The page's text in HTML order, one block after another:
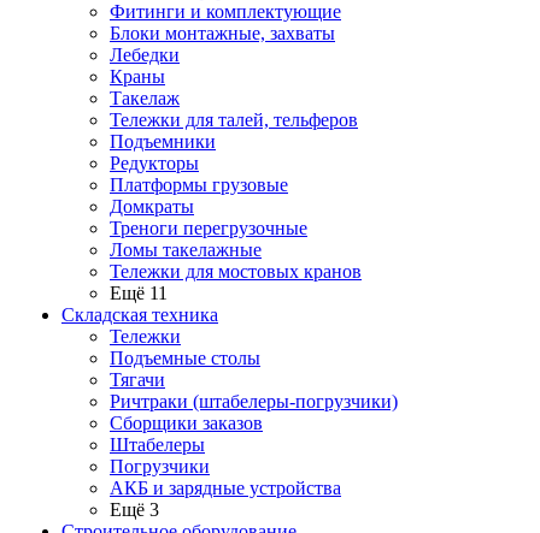
Фитинги и комплектующие
Блоки монтажные, захваты
Лебедки
Краны
Такелаж
Тележки для талей, тельферов
Подъемники
Редукторы
Платформы грузовые
Домкраты
Треноги перегрузочные
Ломы такелажные
Тележки для мостовых кранов
Ещё 11
Складская техника
Тележки
Подъемные столы
Тягачи
Ричтраки (штабелеры-погрузчики)
Сборщики заказов
Штабелеры
Погрузчики
АКБ и зарядные устройства
Ещё 3